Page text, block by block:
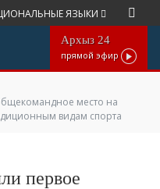
ЯЗЫКИ
Архыз 24
прямой эфир
место на
видам спорта
первое